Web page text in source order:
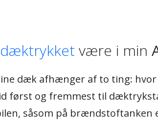
dæktrykket være i min
dæk afhænger af to ting:
først og fremmest til
såsom på brændstoftanken